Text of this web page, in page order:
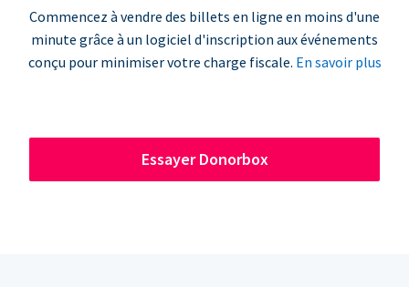
Commencez à vendre des billets en ligne en moins d'une
minute grâce à un logiciel d'inscription aux événements
conçu pour minimiser votre charge fiscale. En savoir plus
Essayer Donorbox